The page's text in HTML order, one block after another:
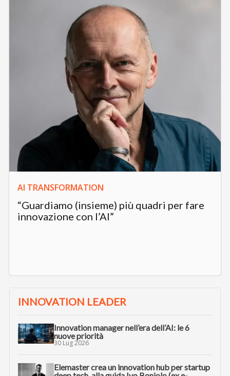
AI TRANSFORMATION
“Guardiamo (insieme) più quadri per fare
innovazione con l’AI”
INNOVATION LEADER
Innovation manager nell’era dell’AI: le 6
nuove priorità
30 Lug 2026
Elemaster crea un innovation hub per startup